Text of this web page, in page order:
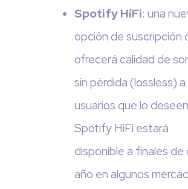
Spotify HiFi: una
opción de suscripción
ofrecerá calidad de
sin pérdida (lossless) a
usuarios que lo
Spotify HiFi estará
disponible a finales de
año en algunos